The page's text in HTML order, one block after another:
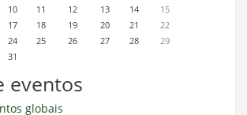
10 11 12 13 14
15
17 18 19 20 21
22
24 25 26 27 28
29
31
eventos
globais